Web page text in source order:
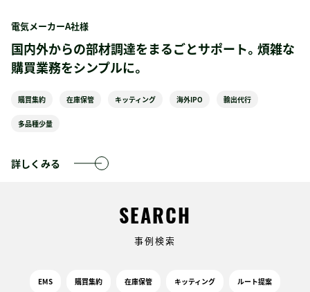
電気メーカーA社様
国内外からの部材調達をまるごとサポート。煩雑な
購買業務をシンプルに。
購買集約 在庫保管 キッティング 海外IPO 輸出代行
多品種少量
詳しくみる
SEARCH
事例検索
EMS 購買集約 在庫保管 キッティング ルート提案